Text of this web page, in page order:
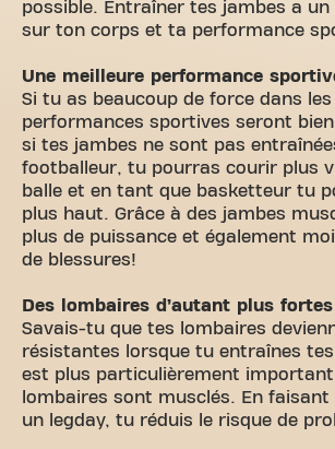
possible. Entraîner tes jambes a
sur ton corps et ta performance
Une meilleure performance
Si tu as beaucoup de force dans
performances sportives seront
si tes jambes ne sont pas
footballeur, tu pourras courir plus
balle et en tant que basketteur tu
plus haut. Grâce à des jambes
plus de puissance et également
de blessures!
Des lombaires d’autant plus fortes
Savais-tu que tes lombaires
résistantes lorsque tu entraînes tes
est plus particulièrement
lombaires sont musclés. En
un legday, tu réduis le risque de